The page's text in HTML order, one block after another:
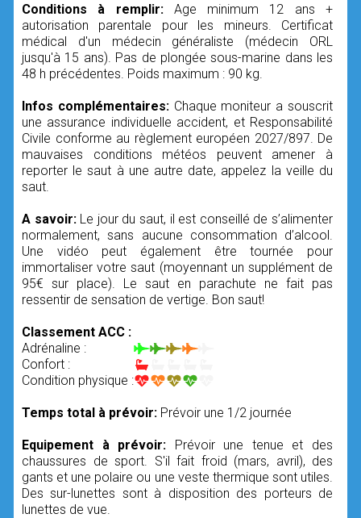
Conditions à remplir: Age minimum 12 ans +
autorisation parentale pour les mineurs. Certificat
médical d'un médecin généraliste (médecin ORL
jusqu'à 15 ans). Pas de plongée sous-marine dans les
48 h précédentes. Poids maximum : 90 kg.
Infos complémentaires: Chaque moniteur a souscrit
une assurance individuelle accident, et Responsabilité
Civile conforme au règlement européen 2027/897. De
mauvaises conditions météos peuvent amener à
reporter le saut à une autre date, appelez la veille du
saut.
A savoir: Le jour du saut, il est conseillé de s’alimenter
normalement, sans aucune consommation d’alcool.
Une vidéo peut également être tournée pour
immortaliser votre saut (moyennant un supplément de
95€ sur place). Le saut en parachute ne fait pas
ressentir de sensation de vertige. Bon saut!
Classement ACC :
Adrénaline :
Confort :
Condition physique :
Temps total à prévoir: Prévoir une 1/2 journée
Equipement à prévoir: Prévoir une tenue et des
chaussures de sport. S'il fait froid (mars, avril), des
gants et une polaire ou une veste thermique sont utiles.
Des sur-lunettes sont à disposition des porteurs de
lunettes de vue.